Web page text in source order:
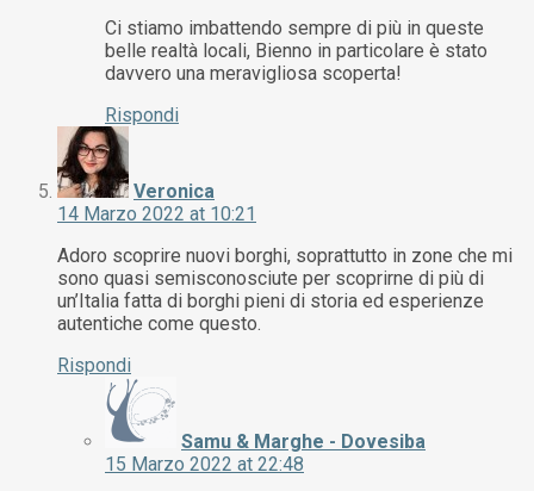
Ci stiamo imbattendo sempre di più in queste
belle realtà locali, Bienno in particolare è stato
davvero una meravigliosa scoperta!
Rispondi
Veronica
14 Marzo 2022 at 10:21
Adoro scoprire nuovi borghi, soprattutto in zone che mi
sono quasi semisconosciute per scoprirne di più di
un’Italia fatta di borghi pieni di storia ed esperienze
autentiche come questo.
Rispondi
Samu & Marghe - Dovesiba
15 Marzo 2022 at 22:48